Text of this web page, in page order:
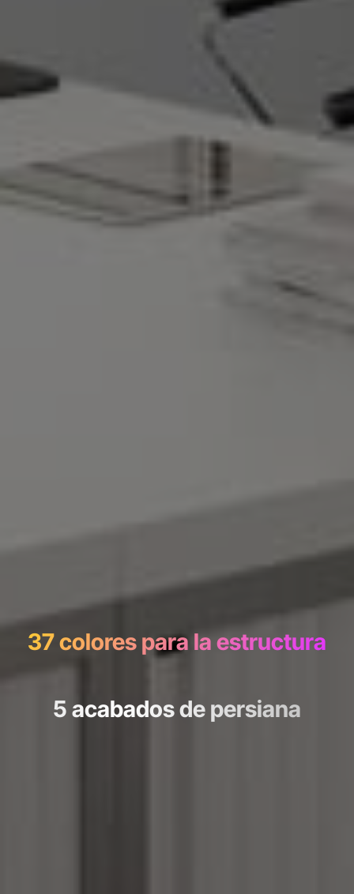
37 colores para la estructura
5 acabados de persiana